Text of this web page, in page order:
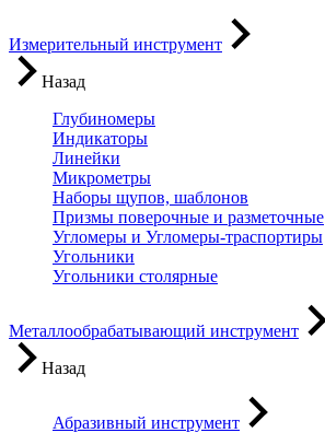
Измерительный инструмент
Назад
Глубиномеры
Индикаторы
Линейки
Микрометры
Наборы щупов, шаблонов
Призмы поверочные и разметочные
Угломеры и Угломеры-траспортиры
Угольники
Угольники столярные
Металлообрабатывающий инструмент
Назад
Абразивный инструмент